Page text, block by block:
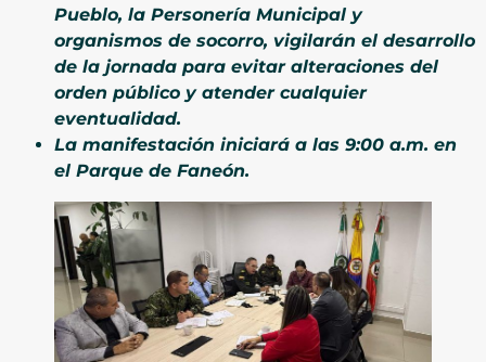
Pueblo, la Personería Municipal y
organismos de socorro, vigilarán el desarrollo
de la jornada para evitar alteraciones del
orden público y atender cualquier
eventualidad.
La manifestación iniciará a las 9:00 a.m. en
el Parque de Faneón.